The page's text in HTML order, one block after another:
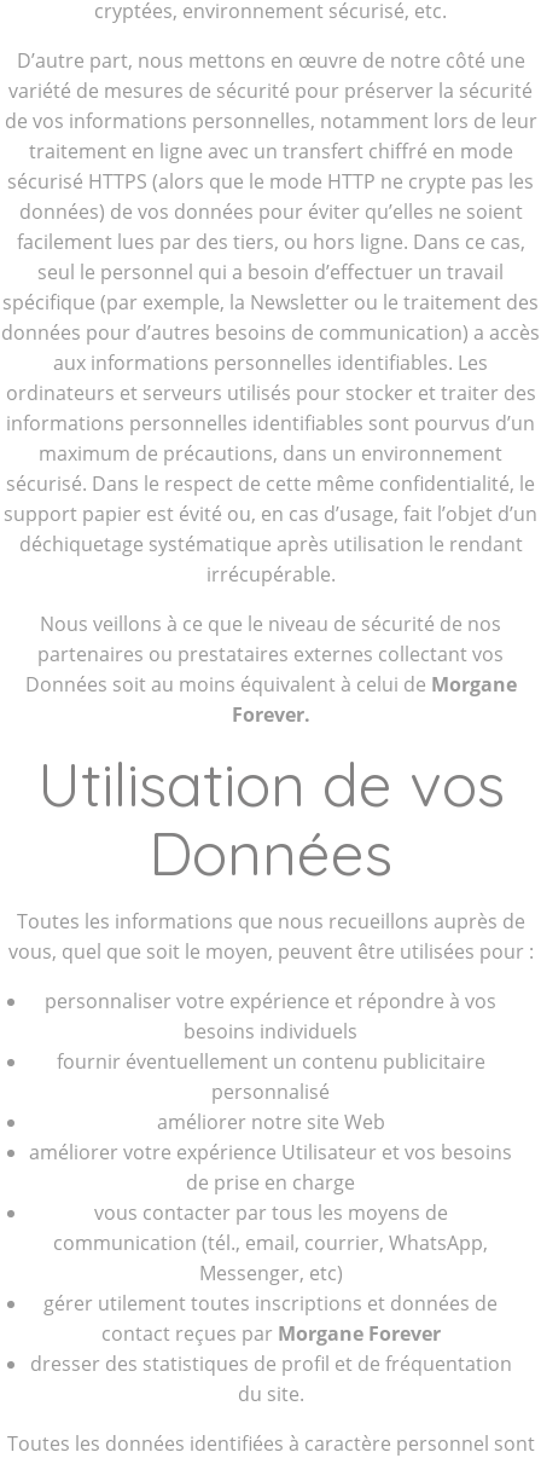
cryptées, environnement sécurisé, etc.
D’autre part, nous mettons en œuvre de notre côté une
variété de mesures de sécurité pour préserver la sécurité
de vos informations personnelles, notamment lors de leur
traitement en ligne avec un transfert chiffré en mode
sécurisé HTTPS (alors que le mode HTTP ne crypte pas les
données) de vos données pour éviter qu’elles ne soient
facilement lues par des tiers, ou hors ligne. Dans ce cas,
seul le personnel qui a besoin d’effectuer un travail
spécifique (par exemple, la Newsletter ou le traitement des
données pour d’autres besoins de communication) a accès
aux informations personnelles identifiables. Les
ordinateurs et serveurs utilisés pour stocker et traiter des
informations personnelles identifiables sont pourvus d’un
maximum de précautions, dans un environnement
sécurisé. Dans le respect de cette même confidentialité, le
support papier est évité ou, en cas d’usage, fait l’objet d’un
déchiquetage systématique après utilisation le rendant
irrécupérable.
Nous veillons à ce que le niveau de sécurité de nos
partenaires ou prestataires externes collectant vos
Données soit au moins équivalent à celui de Morgane
Forever.
Utilisation de vos
Données
Toutes les informations que nous recueillons auprès de
vous, quel que soit le moyen, peuvent être utilisées pour :
personnaliser votre expérience et répondre à vos
besoins individuels
fournir éventuellement un contenu publicitaire
personnalisé
améliorer notre site Web
améliorer votre expérience Utilisateur et vos besoins
de prise en charge
vous contacter par tous les moyens de
communication (tél., email, courrier, WhatsApp,
Messenger, etc)
gérer utilement toutes inscriptions et données de
contact reçues par Morgane Forever
dresser des statistiques de profil et de fréquentation
du site.
Toutes les données identifiées à caractère personnel sont